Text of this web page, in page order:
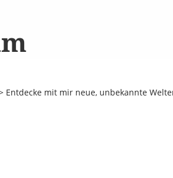
Entdecke mit mir neue, unbekannte